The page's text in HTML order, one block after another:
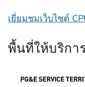
เยี่ยมชมเว็บไซต์
พื้นที่ให้บริกา